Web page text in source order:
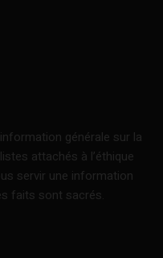
générale sur la
attachés à l’éthique
servir une information
faits sont sacrés.